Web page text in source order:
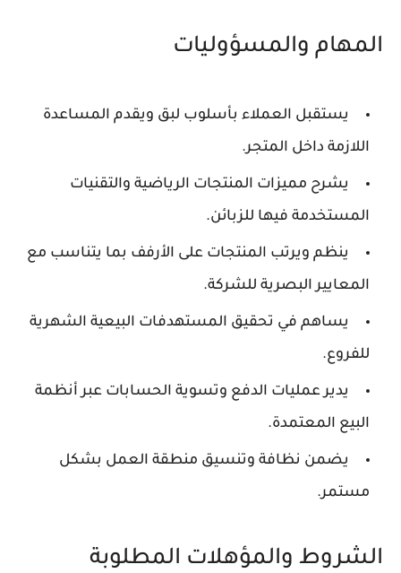
المهام والمسؤوليات
يستقبل العملاء بأسلوب لبق ويقدم المساعدة
اللازمة داخل المتجر.
يشرح مميزات المنتجات الرياضية والتقنيات
المستخدمة فيها للزبائن.
ينظم ويرتب المنتجات على الأرفف بما يتناسب مع
المعايير البصرية للشركة.
يساهم في تحقيق المستهدفات البيعية الشهرية
للفروع.
يدير عمليات الدفع وتسوية الحسابات عبر أنظمة
البيع المعتمدة.
يضمن نظافة وتنسيق منطقة العمل بشكل
مستمر.
الشروط والمؤهلات المطلوبة